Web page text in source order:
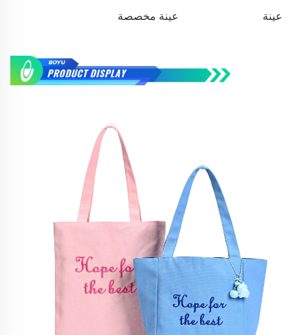
عينة عينة مخصصة